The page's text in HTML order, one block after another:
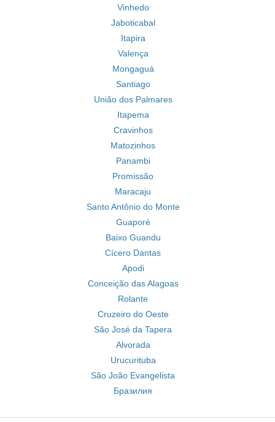
Vinhedo
Jaboticabal
Itapira
Valença
Mongaguá
Santiago
União dos Palmares
Itapema
Cravinhos
Matozinhos
Panambi
Promissão
Maracaju
Santo Antônio do Monte
Guaporé
Baixo Guandu
Cícero Dantas
Apodi
Conceição das Alagoas
Rolante
Cruzeiro do Oeste
São José da Tapera
Alvorada
Urucurituba
São João Evangelista
Бразилия